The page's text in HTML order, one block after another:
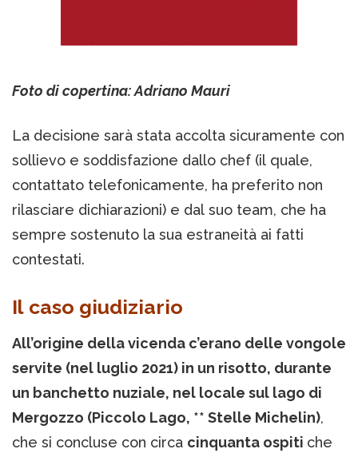
Foto di copertina: Adriano Mauri
La decisione sarà stata accolta sicuramente con
sollievo e soddisfazione dallo chef (il quale,
contattato telefonicamente, ha preferito non
rilasciare dichiarazioni) e dal suo team, che ha
sempre sostenuto la sua estraneità ai fatti
contestati.
Il caso giudiziario
All’origine della vicenda c’erano delle vongole
servite (nel luglio 2021) in un risotto, durante
un banchetto nuziale, nel locale sul lago di
Mergozzo (Piccolo Lago, ** Stelle Michelin),
che si concluse con circa cinquanta ospiti che